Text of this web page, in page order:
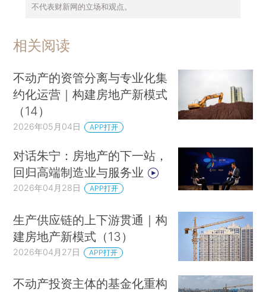
不代表财新网的立场和观点。
相关阅读
不动产的资管分离与专业化集
约化运营｜构建房地产新模式
（14）
2026年05月04日 APP打开
对话朱宁：房地产的下一站，
回归高端制造业与服务业
2026年04月28日 APP打开
生产供应链的上下游贯通｜构
建房地产新模式（13）
2026年04月27日 APP打开
不动产投资主体的基金化重构